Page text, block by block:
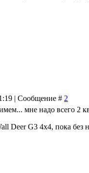
| Сообщение # 2
мне надо всего 2
Deer G3 4x4, пока без